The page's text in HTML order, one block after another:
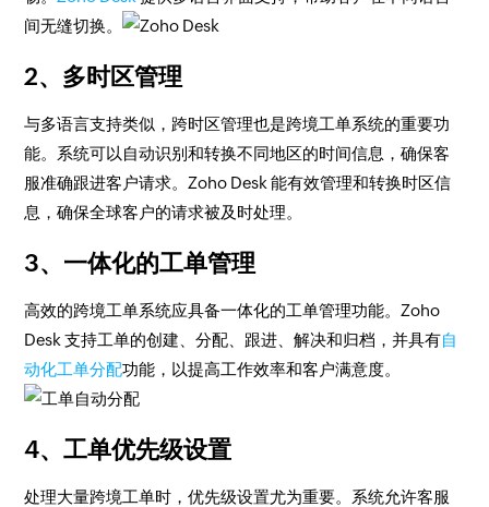
间无缝切换。
2、多时区管理
与多语言支持类似，跨时区管理也是跨境工单系统的重要功
能。系统可以自动识别和转换不同地区的时间信息，确保客
服准确跟进客户请求。Zoho Desk 能有效管理和转换时区信
息，确保全球客户的请求被及时处理。
3、一体化的工单管理
高效的跨境工单系统应具备一体化的工单管理功能。Zoho
Desk 支持工单的创建、分配、跟进、解决和归档，并具有自
动化工单分配功能，以提高工作效率和客户满意度。
4、工单优先级设置
处理大量跨境工单时，优先级设置尤为重要。系统允许客服